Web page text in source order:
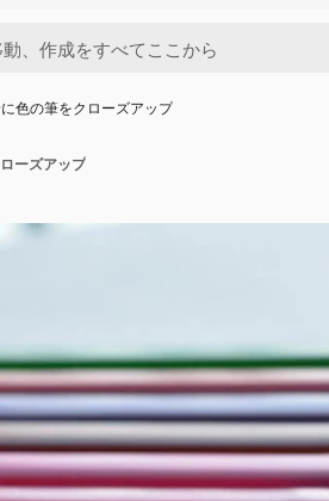
色の筆をクローズアップ
ーズアップ